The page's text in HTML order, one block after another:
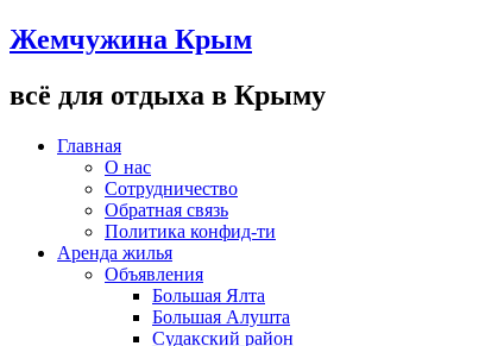
Жемчужина Крым
всё для отдыха в Крыму
Главная
О нас
Сотрудничество
Обратная связь
Политика конфид-ти
Аренда жилья
Объявления
Большая Ялта
Большая Алушта
Судакский район